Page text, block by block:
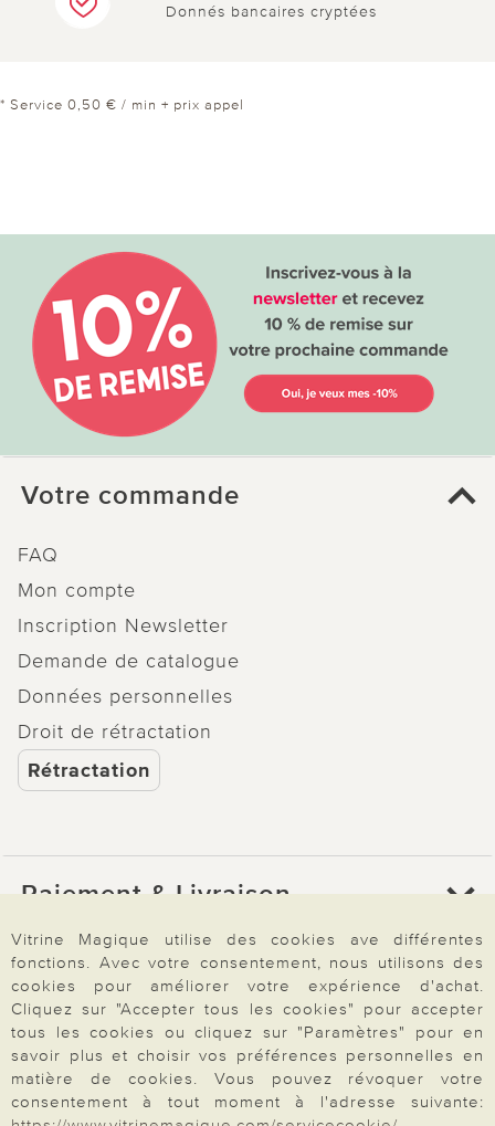
Donnés bancaires cryptées
* Service 0,50 € / min + prix appel
Votre commande
FAQ
Mon compte
Inscription Newsletter
Demande de catalogue
Données personnelles
Droit de rétractation
Rétractation
Paiement & Livraison
À propos de nous
Besoin d'aide?
Vitrine Magique utilise des cookies ave différentes
fonctions. Avec votre consentement, nous utilisons des
cookies pour améliorer votre expérience d'achat.
Cliquez sur "Accepter tous les cookies" pour accepter
tous les cookies ou cliquez sur "Paramètres" pour en
savoir plus et choisir vos préférences personnelles en
matière de cookies. Vous pouvez révoquer votre
consentement à tout moment à l'adresse suivante: